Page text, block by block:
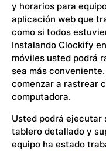
y horarios para
aplicación web que
como si todos
Instalando Clockify
móviles usted podrá
sea más
comenzar a rastrear
computadora.
Usted podrá ejecutar
tablero detallado y
equipo ha estado